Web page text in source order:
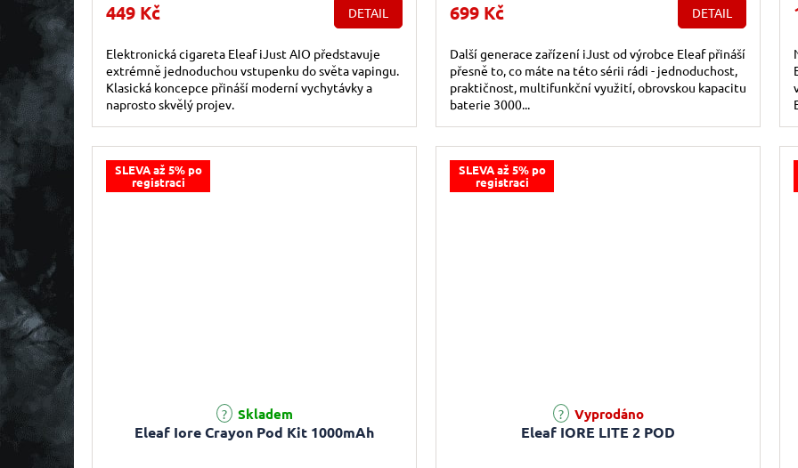
449 Kč DETAIL
Elektronická cigareta Eleaf iJust AIO představuje
extrémně jednoduchou vstupenku do světa vapingu.
Klasická koncepce přináší moderní vychytávky a
naprosto skvělý projev.
699 Kč DETAIL
Další generace zařízení iJust od výrobce Eleaf přináší
přesně to, co máte na této sérii rádi - jednoduchost,
praktičnost, multifunkční využití, obrovskou kapacitu
baterie 3000...
SLEVA až 5% po
registraci
Eleaf Iore Crayon Pod Kit 1000mAh
Průměrné hodnocení produktu je 5,0 z 5 hvězdiček.
Skladem
SLEVA až 5% po
registraci
Eleaf IORE LITE 2 POD
Průměrné hodnocení produktu je 4,9 z 5 hvězdiček.
Vyprodáno